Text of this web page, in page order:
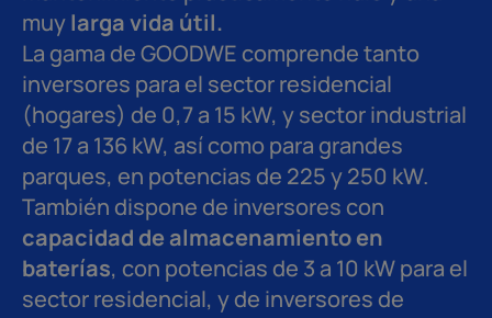
muylarga vida útil.
La gama de GOODWE comprende tanto
inversores para el sector residencial
(hogares) de 0,7 a 15 kW, y sector industrial
de 17 a 136 kW, así como para grandes
parques, en potencias de 225 y 250 kW.
También dispone de inversores con
capacidad de almacenamiento en
baterías, con potencias de 3 a 10 kW para el
sector residencial, y de inversores de